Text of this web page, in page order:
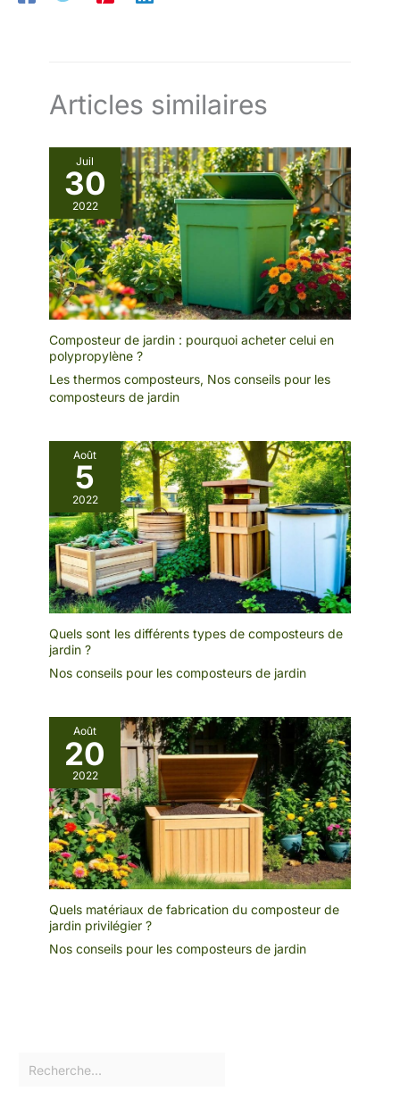
Articles similaires
Juil
30
2022
Composteur de jardin : pourquoi acheter celui en
polypropylène ?
Les thermos composteurs, Nos conseils pour les
composteurs de jardin
Août
5
2022
Quels sont les différents types de composteurs de
jardin ?
Nos conseils pour les composteurs de jardin
Août
20
2022
Quels matériaux de fabrication du composteur de
jardin privilégier ?
Nos conseils pour les composteurs de jardin